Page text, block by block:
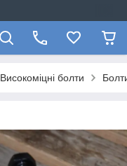
Високоміцні болти